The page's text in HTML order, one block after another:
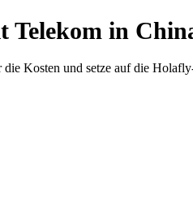
Telekom in
Kosten und setze auf die